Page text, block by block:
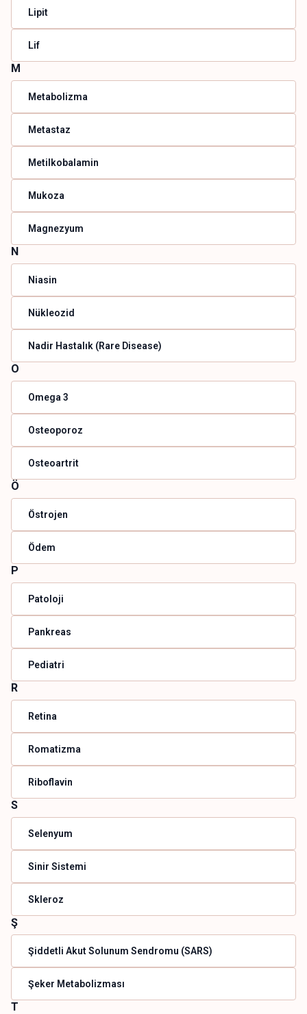
Lipit
Lif
M
Metabolizma
Metastaz
Metilkobalamin
Mukoza
Magnezyum
N
Niasin
Nükleozid
Nadir Hastalık (Rare Disease)
O
Omega 3
Osteoporoz
Osteoartrit
Ö
Östrojen
Ödem
P
Patoloji
Pankreas
Pediatri
R
Retina
Romatizma
Riboflavin
S
Selenyum
Sinir Sistemi
Skleroz
Ş
Şiddetli Akut Solunum Sendromu (SARS)
Şeker Metabolizması
T